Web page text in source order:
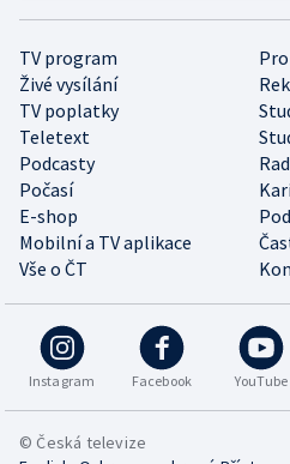
TV program
Živé vysílání
TV poplatky
Teletext
Podcasty
Počasí
E-shop
Mobilní a TV aplikace
Vše o ČT
Instagram Facebook YouTube
© Česká televize